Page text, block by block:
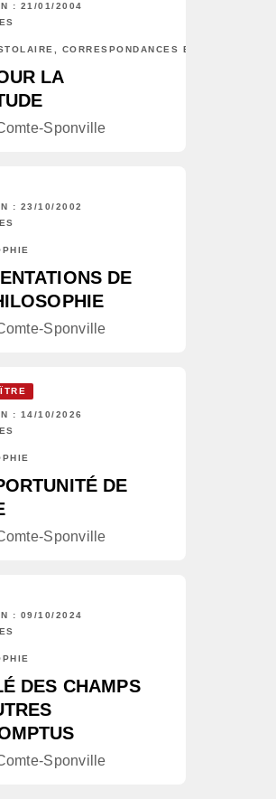
: 21/01/2004
CORRESPONDANCES ET CHRONIQUES
LA
Sponville
: 23/10/2002
DE
Sponville
: 14/10/2026
DE
Sponville
: 09/10/2024
DES CHAMPS
Sponville